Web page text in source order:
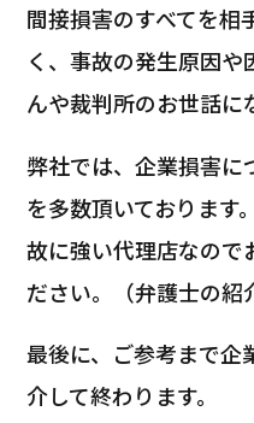
間接損害のすべてを相
く、事故の発生原因
んや裁判所のお世話に
弊社では、企業損害に
を多数頂いております
故に強い代理店なので
ださい。（弁護士の紹
最後に、ご参考まで企
介して終わります。